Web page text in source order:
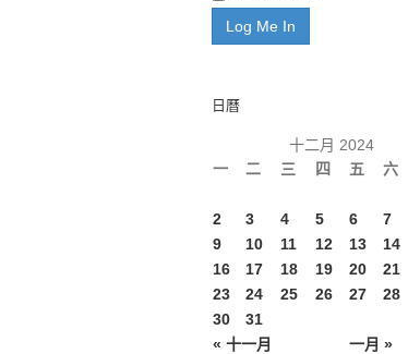
日曆
十二月 2024
一
二 三 四 五 六
« 十一月 一月 »
2
3 4 5 6 7
9
10 11 12 13 14
16
17 18 19 20 21
23
24 25 26 27 28
30
31